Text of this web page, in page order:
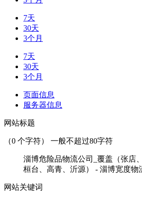
7天
30天
3个月
7天
30天
3个月
页面信息
服务器信息
网站标题
（0 个字符） 一般不超过80字符
淄博危险品物流公司_覆盖（张店
桓台、高青、沂源） - 淄博宽度物
网站关键词